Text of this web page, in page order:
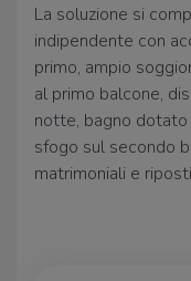
La soluzione si
indipendente con
primo, ampio
al primo balcone,
notte, bagno
sfogo sul secondo
matrimoniali e